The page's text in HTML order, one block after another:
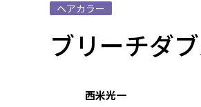
ヘアカラー
ブリーチダ
西米光一